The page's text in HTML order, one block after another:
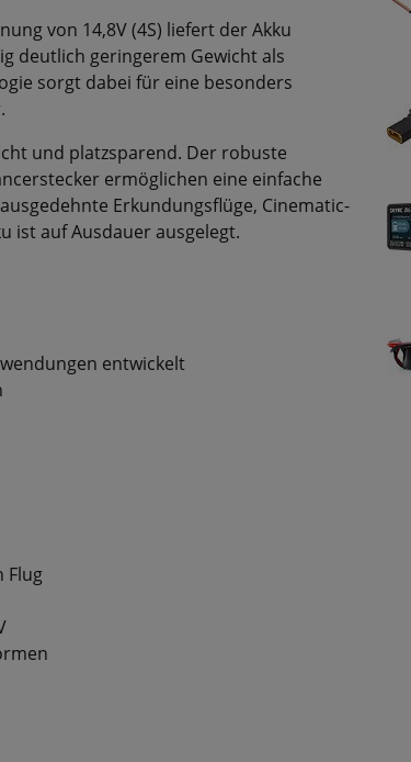
von 14,8V (4S) liefert der Akku
deutlich geringerem Gewicht als
sorgt dabei für eine besonders
und platzsparend. Der robuste
ermöglichen eine einfache
Erkundungsflüge, Cinematic-
ist auf Ausdauer ausgelegt.
entwickelt
Flug